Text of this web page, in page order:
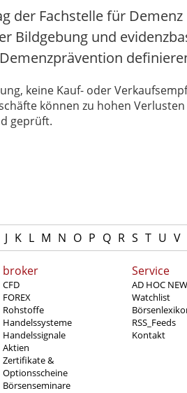
der Fachstelle für
Bildgebung und
keine Kauf- oder
können zu hohen
geprüft.
J K L M N O P Q R S T U V
broker
CFD
FOREX
Rohstoffe
Handelssysteme
Handelssignale
Aktien
Zertifikate &
Optionsscheine
Börsenseminare
Service
AD HOC
Watchlist
RSS_Feeds
Kontakt